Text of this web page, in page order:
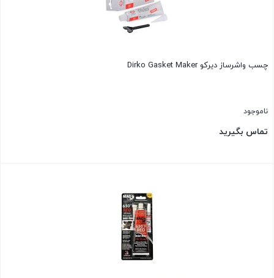
چسب واشرساز دیرکو Dirko Gasket Maker
ناموجود
تماس بگیرید